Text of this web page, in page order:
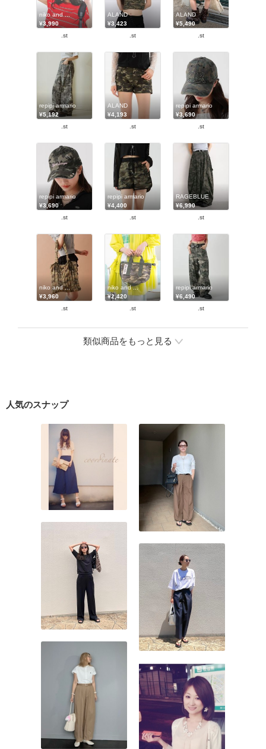
niko and ...
¥3,990
.st
ALAND
¥3,423
.st
ALAND
¥5,490
.st
repipi armario
¥5,192
.st
ALAND
¥4,193
.st
repipi armario
¥3,690
.st
repipi armario
¥3,690
.st
repipi armario
¥4,400
.st
RAGEBLUE
¥6,990
.st
niko and ...
¥3,960
.st
niko and ...
¥2,420
.st
repipi armario
¥6,490
.st
類似商品をもっと見る
人気のスナップ